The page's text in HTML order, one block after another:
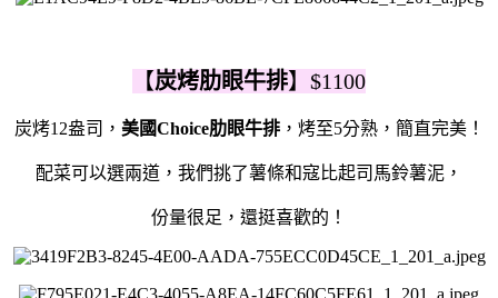
【炭烤肋眼牛排】$1100
炭烤12盎司， 美國Choice肋眼牛排，烤至5分熟，簡直完美！
配菜可以選兩道，我們挑了薯條和寇比起司馬鈴薯泥，
份量很足，還挺喜歡的！